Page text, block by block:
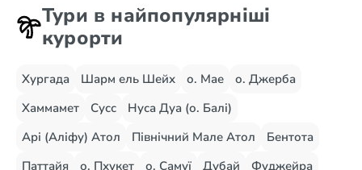
Тури в найпопулярніші
курорти
Хургада Шарм ель Шейх о. Мае
о. Джерба
Хаммамет
Сусс
Нуса Дуа (о. Балі)
Арі (Аліфу) Атол
Північний Мале Атол
Бентота
Паттайя
о. Пхукет о. Самуї Дубай
Фуджейра